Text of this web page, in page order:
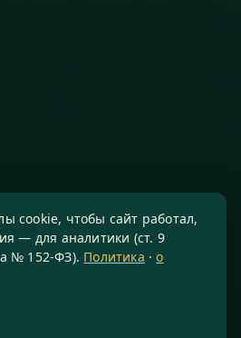
cookie, чтобы сайт работал,
— для аналитики (ст. 9
№ 152-ФЗ). Политика ·о